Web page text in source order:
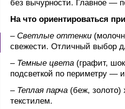
без вычурности. Главное —
На что ориентироваться
– Светлые оттенки
свежести. Отличный выбор
– Темные цвета (графит,
подсветкой по периметру —
– Теплая парча (беж, золото)
текстилем.